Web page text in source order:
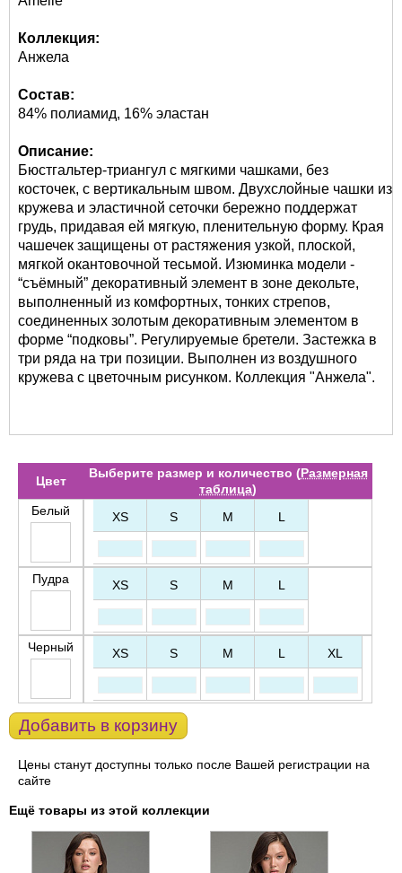
Коллекция:
Анжела
Состав:
84% полиамид, 16% эластан
Описание:
Бюстгальтер-триангул с мягкими чашками, без
косточек, с вертикальным швом. Двухслойные чашки из
кружева и эластичной сеточки бережно поддержат
грудь, придавая ей мягкую, пленительную форму. Края
чашечек защищены от растяжения узкой, плоской,
мягкой окантовочной тесьмой. Изюминка модели -
“съёмный” декоративный элемент в зоне декольте,
выполненный из комфортных, тонких стрепов,
соединенных золотым декоративным элементом в
форме “подковы”. Регулируемые бретели. Застежка в
три ряда на три позиции. Выполнен из воздушного
кружева с цветочным рисунком. Коллекция "Анжела".
Цвет
Выберите размер и количество (Размерная
таблица)
Белый
XS S M L
Пудра XS S M L
Черный XS S M L XL
Добавить в корзину
Цены станут доступны только после Вашей регистрации на
сайте
Ещё товары из этой коллекции